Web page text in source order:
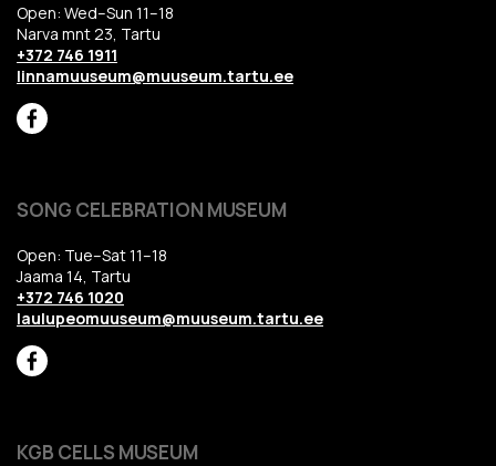
Open: Wed–Sun 11–18
Narva mnt 23, Tartu
+372 746 1911
linnamuuseum@muuseum.tartu.ee
SONG CELEBRATION MUSEUM
Open: Tue–Sat 11–18
Jaama 14, Tartu
+372 746 1020
laulupeomuuseum@muuseum.tartu.ee
KGB CELLS MUSEUM